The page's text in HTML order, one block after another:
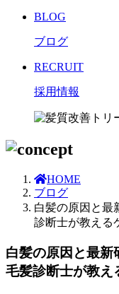
BLOG
ブログ
RECRUIT
採用情報
HOME
ブログ
白髪の原因と最
診断士が教える
白髪の原因と最新
毛髪診断士が教え